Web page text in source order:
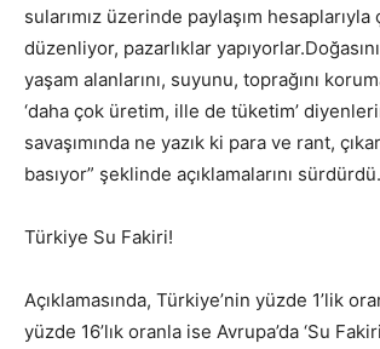
sularımız üzerinde paylaşım
düzenliyor, pazarlıklar
yaşam alanlarını, suyunu, toprağını
‘daha çok üretim, ille de tüketim’
savaşımında ne yazık ki para ve rant,
basıyor” şeklinde açıklamalarını sürdürdü.
Türkiye Su Fakiri!
Açıklamasında, Türkiye’nin yüzde 1’lik
yüzde 16’lık oranla ise Avrupa’da ‘Su